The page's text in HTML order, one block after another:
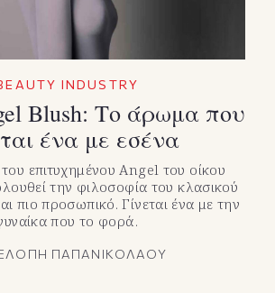
INDUSTRY
Blush: Το άρωμα που
ένα με εσένα
επιτυχημένου Angel του οίκου
την φιλοσοφία του κλασικού
πιο προσωπικό. Γίνεται ένα με την
που το φορά.
ΠΑΠΑΝΙΚΟΛΑΟΥ